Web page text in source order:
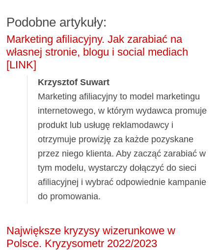
Podobne artykuły:
Marketing afiliacyjny. Jak zarabiać na
własnej stronie, blogu i social mediach
[LINK]
Krzysztof Suwart
Marketing afiliacyjny to model marketingu
internetowego, w którym wydawca promuje
produkt lub usługę reklamodawcy i
otrzymuje prowizję za każde pozyskane
przez niego klienta. Aby zacząć zarabiać w
tym modelu, wystarczy dołączyć do sieci
afiliacyjnej i wybrać odpowiednie kampanie
do promowania.
Największe kryzysy wizerunkowe w
Polsce. Kryzysometr 2022/2023